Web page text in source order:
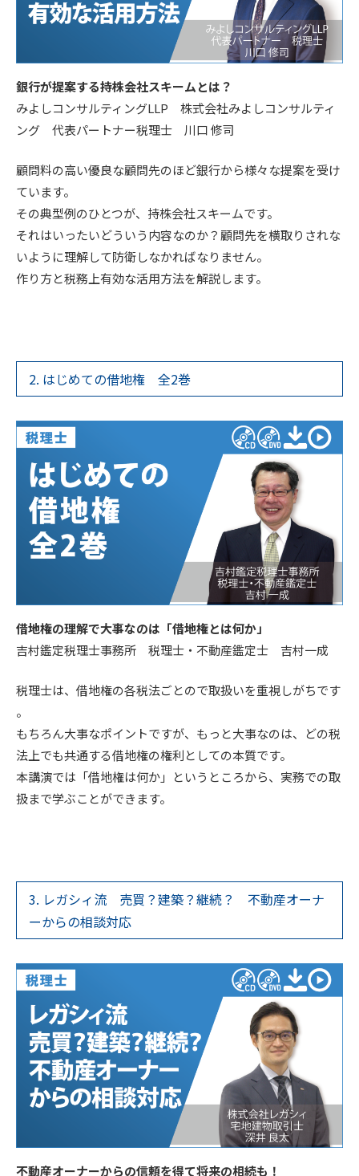
銀行が提案する持株会社スキームとは？
みよしコンサルティングLLP 株式会社みよしコンサルティ
ング 代表パートナー税理士 川口 修司
顧問料の高い優良な顧問先のほど銀行から様々な提案を受け
ています。
その典型例のひとつが、持株会社スキームです。
それはいったいどういう内容なのか？顧問先を横取りされな
いように理解して防衛しなかればなりません。
作り方と税務上有効な活用方法を解説します。
2. はじめての借地権 全2巻
借地権の理解で大事なのは「借地権とは何か」
吉村鑑定税理士事務所 税理士・不動産鑑定士 吉村一成
税理士は、借地権の各税法ごとので取扱いを重視しがちです
。
もちろん大事なポイントですが、もっと大事なのは、どの税
法上でも共通する借地権の権利としての本質です。
本講演では「借地権は何か」というところから、実務での取
扱まで学ぶことができます。
3. レガシィ流 売買？建築？継続？ 不動産オーナ
ーからの相談対応
不動産オーナーからの信頼を得て将来の相続も！